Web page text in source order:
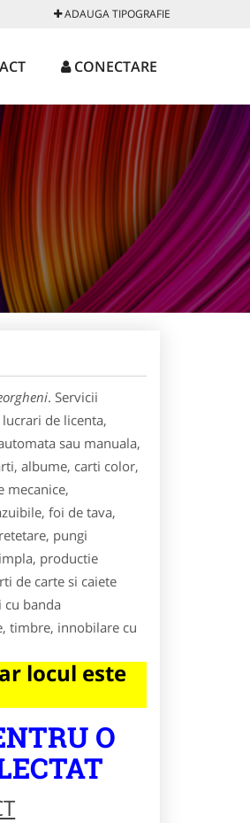
ADAUGA TIPOGRAFIE
CONECTARE
. Servicii
de licenta,
sau manuala,
albume, carti color,
mecanice,
foi de tava,
pungi
productie
de carte si caiete
banda
timbre, innobilare cu
locul este
O